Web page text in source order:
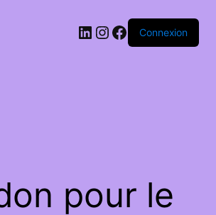
LinkedIn
Instagram
Facebook
Connexion
pour le